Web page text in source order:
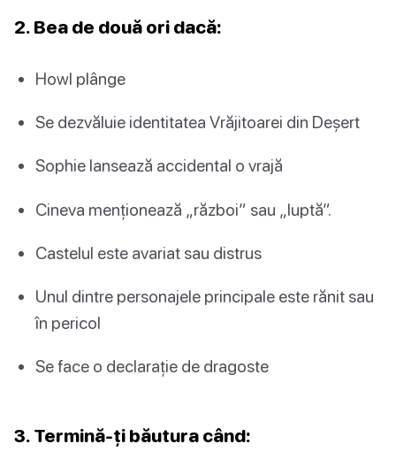
2. Bea de două ori dacă:
Howl plânge
Se dezvăluie identitatea Vrăjitoarei din Deșert
Sophie lansează accidental o vrajă
Cineva menționează „război” sau „luptă”.
Castelul este avariat sau distrus
Unul dintre personajele principale este rănit sau
în pericol
Se face o declarație de dragoste
3. Termină-ți băutura când: